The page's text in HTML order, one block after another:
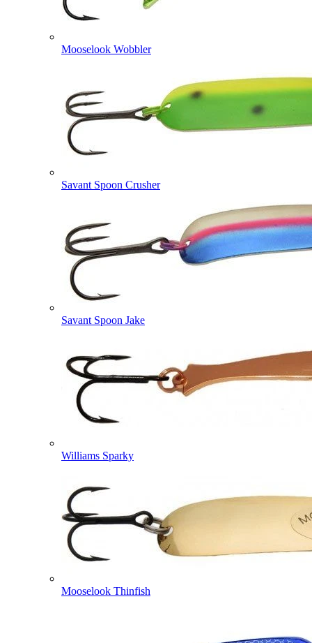
Mooselook Wobbler
Savant Spoon Crusher
Savant Spoon Jake
Williams Sparky
Mooselook Thinfish